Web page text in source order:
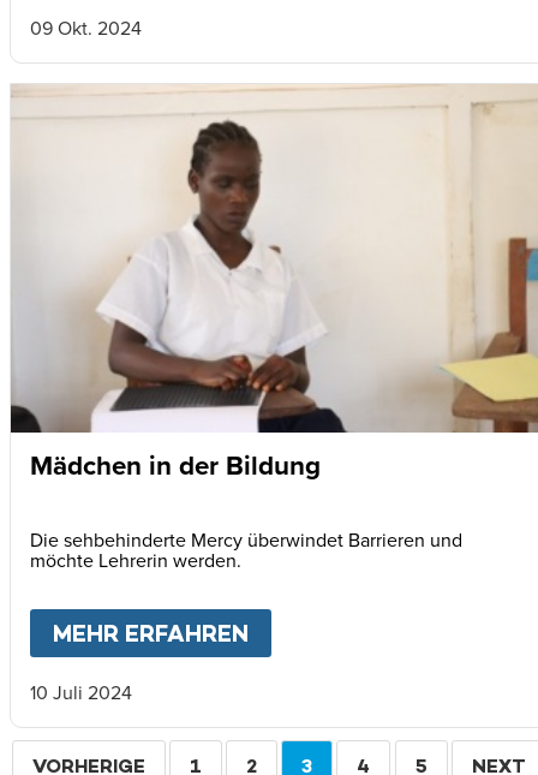
09 Okt. 2024
Mädchen in der Bildung
Die sehbehinderte Mercy überwindet Barrieren und
möchte Lehrerin werden.
MEHR ERFAHREN
10 Juli 2024
Seitennummerierung
VORHERIGE
VORHERIGE SEITE
1 SEITE
2 AKTUELLE
3 SEITE
4 SEITE
5 NEXT